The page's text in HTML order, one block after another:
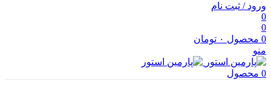
ورود / ثبت نام
0
0
0 محصول ۰ تومان
منو
0 محصول